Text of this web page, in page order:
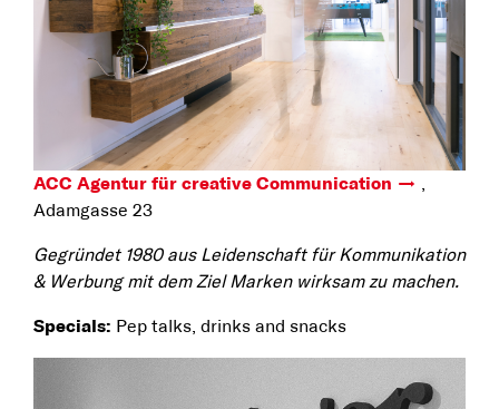
ACC Agentur für creative Communication
Adamgasse 23
Gegründet 1980 aus Leidenschaft für Kommunikation
& Werbung mit dem Ziel Marken wirksam zu machen.
Specials: Pep talks, drinks and snacks